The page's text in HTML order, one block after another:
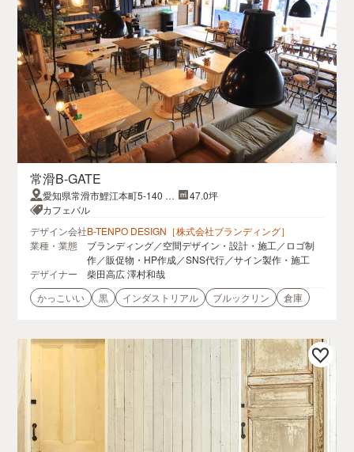
常滑B-GATE
愛知県常滑市鯉江本町5-140 μ
PLAT常滑内
47.0坪
カフェバル
デザイン会社B-TENPO DESIGN［株式会社ブランディング］
業種・業態
ブランディング／空間デザイン・設計・施工／ロゴ制
作／販促物・HP作成／SNS代行／サイン製作・施工
デザイナー
柴田高広 澤村和哉
かっこいい
黒 インダストリアル ブルックリン 倉庫